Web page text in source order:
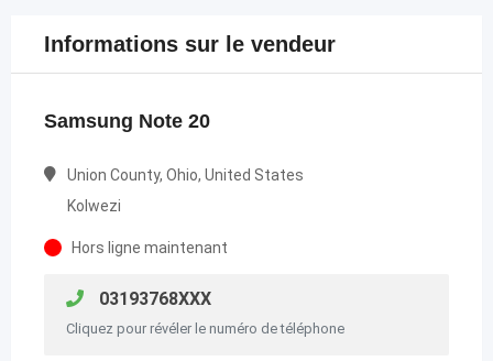
Informations sur le vendeur
Samsung Note 20
Union County, Ohio, United States
Kolwezi
Hors ligne maintenant
03193768XXX
Cliquez pour révéler le numéro de téléphone